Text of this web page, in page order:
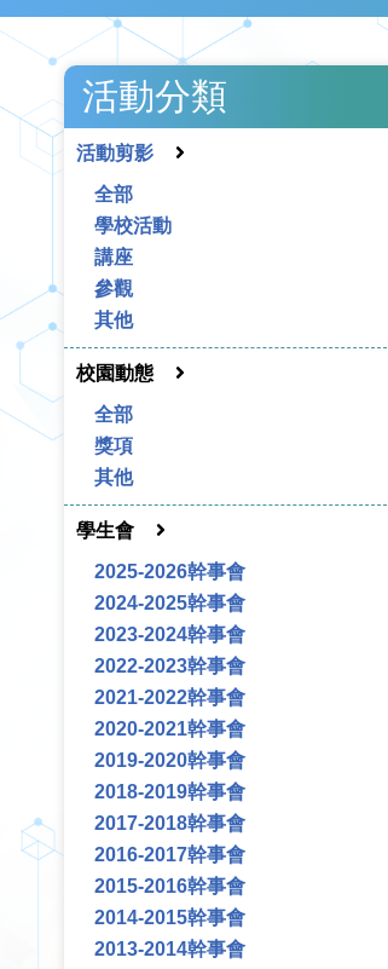
活動分類
活動剪影
全部
學校活動
講座
參觀
其他
校園動態
全部
獎項
其他
學生會
2025-2026幹事會
2024-2025幹事會
2023-2024幹事會
2022-2023幹事會
2021-2022幹事會
2020-2021幹事會
2019-2020幹事會
2018-2019幹事會
2017-2018幹事會
2016-2017幹事會
2015-2016幹事會
2014-2015幹事會
2013-2014幹事會